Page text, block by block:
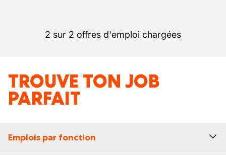
2 sur 2 offres d'emploi chargées
TROUVE TON JOB
PARFAIT
Emplois par fonction